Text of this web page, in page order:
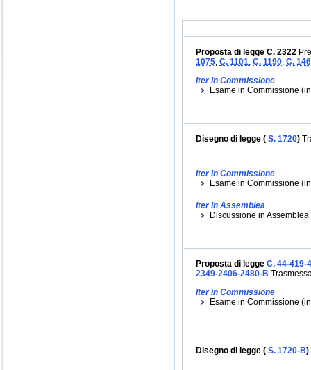
Proposta di legge C. 2322
1075, C. 1101, C. 1190, C.
Iter in Commissione
Esame in Commissione
Disegno di legge ( S. 1720)
Iter in Commissione
Esame in Commissione
Iter in Assemblea
Discussione in
Proposta di legge C. 44-419-
2349-2406-2480-B
Iter in Commissione
Esame in Commissione
Disegno di legge ( S. 1720-B)